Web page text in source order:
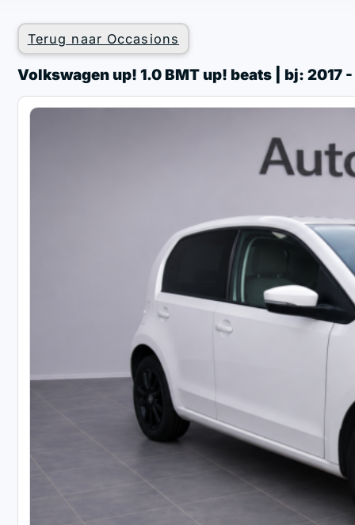
Terug naar Occasions
Volkswagen up! 1.0 BMT up! beats | bj: 2017